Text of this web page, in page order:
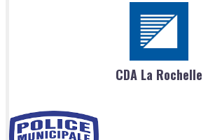
CDA La Rochelle